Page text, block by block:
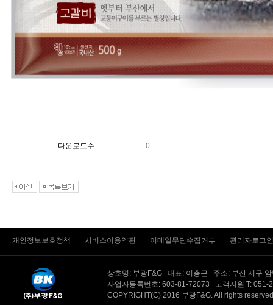
다운로드수 0
개인정보보호정책 서비스이용약관 이메일무단수집거부 관리자로그인
상호명: 부광F&G 대표: 이충근 주소: 부산 서구
사업자등록번호: 603-81-72073 고객지원 T:
COPYRIGHT(C) 2016 부광F&G. All rights